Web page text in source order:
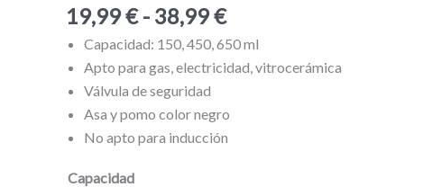
19,99€ - 38,99€Rango
de
precios:
19,99 €
hasta
Capacidad: 150, 450, 650 ml
Apto para gas, electricidad, vitrocerámica
Válvula de seguridad
Asa y pomo color negro
No apto para inducción
Capacidad